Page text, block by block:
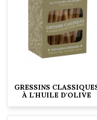
GRESSINS
À L'HUILE D'OLIVE